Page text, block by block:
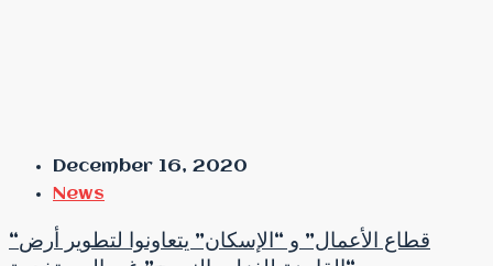
December 16, 2020
News
“قطاع الأعمال” و “الإسكان” يتعاونوا لتطوير أرض